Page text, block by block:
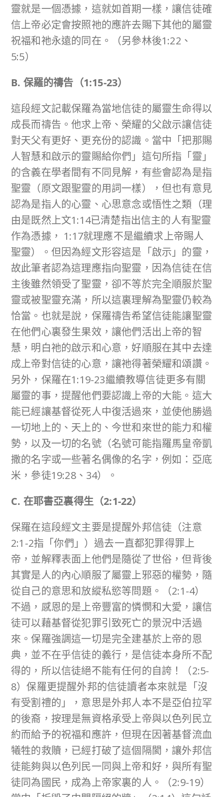
靈就是一個憑據，這就如首期一樣，讓信徒確
信上帝必定會按照祂的應許去賜下其他的屬靈
祝福和祂永遠的同在。（另參林後1:22、
5:5）
B. 保羅的禱告（1:15-23）
這段經文記載保羅為當地信徒的屬靈生命得以
成長而禱告。他求上帝、榮耀的父啟示讓信徒
對天父有更好、更充份的認識。當中「把那賜
人智慧和啟示的靈賜給你們」這句所指「靈」
的含義在學者間有不同見解，有些會認為是指
聖靈（原文跟聖靈的用詞一樣），但也有意見
認為是指人的心靈、心思意念或悟性之類（理
由是既然上文1:14已清楚指出信主的人有聖靈
作為憑據， 1:17就理應不是繼續求上帝賜人
聖靈）。但因為經文形容這是「啟示」的靈，
故此筆者認為這理應指向聖靈，因為信徒在信
主後雖然領受了聖靈，卻不等於完全順服於聖
靈或被聖靈充滿，所以這裏理解為聖靈仍較為
恰當。也就是說，保羅禱告希望信徒能讓聖靈
在他們心裏發生果效，讓他們活出上帝的智
慧，明白祂的啟示和心意，好順服在其中去達
成上帝對信徒的心意，讓祂得著榮耀和頌讚。
另外，保羅在1:19-23繼續教導信徒更多有關
屬靈的事，提醒他們要認識上帝的大能。這大
能已經讓基督從死人中復活過來，並使他勝過
一切地上的、天上的、今世和來世的能力和權
勢，以及一切的名號（名號可能指羅馬皇帝凱
撒的名字或一些著名偶像的名字，例如：亞底
米，參徒19:28、34）。
C. 在耶書亞裏得生（2:1-22）
保羅在這段經文主要是提醒外邦信徒（注意
2:1-2指「你們」）過去一直都犯罪得罪上
帝，並解釋表面上他們是隨從了世俗，但背後
其實是人的內心順服了屬靈上邪惡的權勢，隨
從自己的意思和放縱私慾等問題。（2:1-4）
不過，感恩的是上帝豐富的憐憫和大愛，讓信
徒可以藉基督從犯罪引致死亡的景況中活過
來。保羅強調這一切是完全建基於上帝的恩
典，並不在乎信徒的義行，是信徒本身所不配
得的，所以信徒絕不能有任何的自誇！（2:5-
8）保羅更提醒外邦的信徒讀者本來就是「沒
有受割禮的」，意思是外邦人本不是亞伯拉罕
的後裔，按理是無資格承受上帝與以色列民立
約而給予的祝福和應許，但現在因著基督流血
犧牲的救贖，已經打破了這個隔閡，讓外邦信
徒能夠與以色列民一同與上帝和好，與所有聖
徒同為國民，成為上帝家裏的人。（2:9-19）